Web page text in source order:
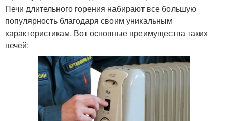
Печи длительного горения набирают все большую
популярность благодаря своим уникальным
характеристикам. Вот основные преимущества таких
печей: